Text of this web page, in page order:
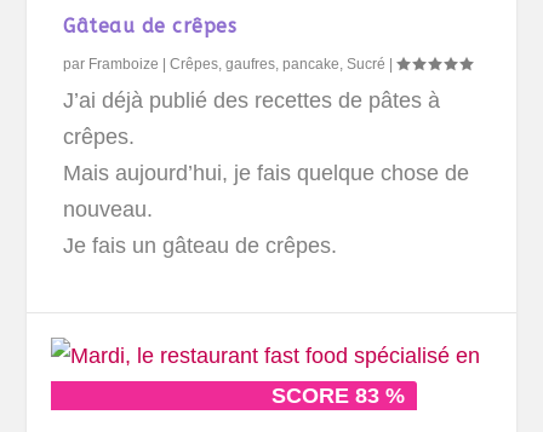
Gâteau de crêpes
par Framboize |Crêpes, gaufres, pancake,Sucré |
J’ai déjà publié des recettes de pâtes à
crêpes.
Mais aujourd’hui, je fais quelque chose de
nouveau.
Je fais un gâteau de crêpes.
SCORE 83 %